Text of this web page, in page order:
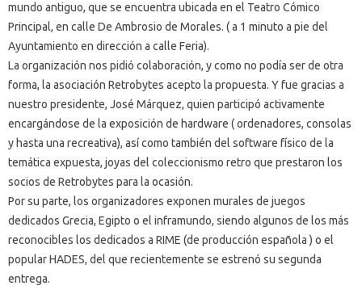
mundo antiguo, que se encuentra ubicada en el Teatro Cómico
Principal, en calle De Ambrosio de Morales. ( a 1 minuto a pie del
Ayuntamiento en dirección a calle Feria).
La organización nos pidió colaboración, y como no podía ser de otra
forma, la asociación Retrobytes acepto la propuesta. Y fue gracias a
nuestro presidente, José Márquez, quien participó activamente
encargándose de la exposición de hardware ( ordenadores, consolas
y hasta una recreativa), así como también del software físico de la
temática expuesta, joyas del coleccionismo retro que prestaron los
socios de Retrobytes para la ocasión.
Por su parte, los organizadores exponen murales de juegos
dedicados Grecia, Egipto o el inframundo, siendo algunos de los más
reconocibles los dedicados a RIME (de producción española ) o el
popular HADES, del que recientemente se estrenó su segunda
entrega.